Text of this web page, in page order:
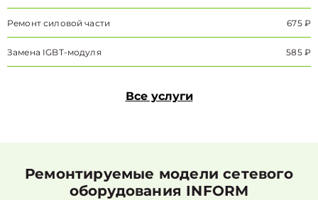
Ремонт силовой части 675 ₽
Замена IGBT-модуля 585 ₽
Все услуги
Ремонтируемые модели сетевого
оборудования INFORM